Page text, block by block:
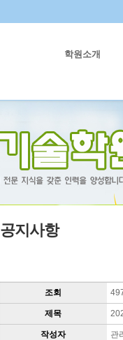
학원소개
공지사항
조회
제목
작성자 관